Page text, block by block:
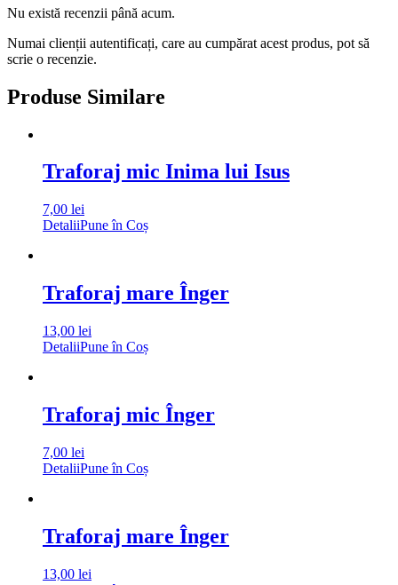
Nu există recenzii până acum.
Numai clienții autentificați, care au cumpărat acest produs, pot să
scrie o recenzie.
Produse Similare
Traforaj mic Inima lui Isus
7,00 lei
DetaliiPune în Coș
Traforaj mare Înger
13,00 lei
DetaliiPune în Coș
Traforaj mic Înger
7,00 lei
DetaliiPune în Coș
Traforaj mare Înger
13,00 lei